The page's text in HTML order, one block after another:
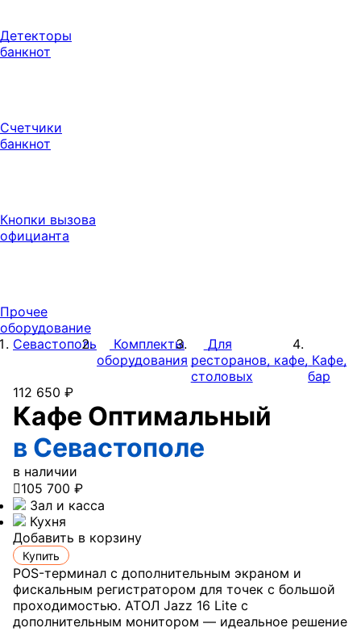
Детекторы
банкнот
Счетчики
банкнот
Кнопки вызова
официанта
Прочее
оборудование
Севастополь
Комплекты
оборудования
Для
ресторанов, кафе,
столовых
Кафе,
бар
112 650 ₽
Кафе Оптимальный
в Севастополе
в наличии
105 700 ₽
Зал и касса
Кухня
Добавить в корзину
Купить
POS-терминал с дополнительным экраном и
фискальным регистратором для точек с большой
проходимостью. АТОЛ Jazz 16 Lite с
дополнительным монитором — идеальное решение